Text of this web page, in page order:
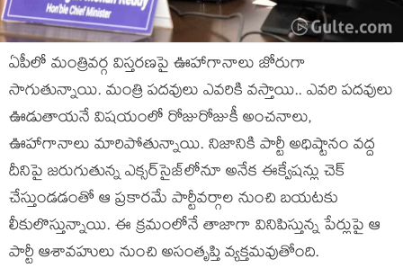
ఏపీలో మంత్రివర్గ విస్తరణపై ఊహాగానాలు జోరుగా
సాగుతున్నాయి. మంత్రి పదవులు ఎవరికి వస్తాయి.. ఎవరి పదవులు
ఊడుతాయనే విషయంలో రోజురోజుకీ అంచనాలు,
ఊహాగానాలు మారిపోతున్నాయి. నిజానికి పార్టీ అధిష్టానం వద్ద
దీనిపై జరుగుతున్న ఎక్సర్‌సైజ్‌లోనూ అనేక ఈక్వేషన్లు చెక్
చేస్తుండడంతో ఆ ప్రకారమే పార్టీవర్గాల నుంచి బయటకు
లీకులొస్తున్నాయి. ఈ క్రమంలోనే తాజాగా వినిపిస్తున్న పేర్లుపై ఆ
పార్టీ ఆశావహులు నుంచి అసంతృప్తి వ్యక్తమవుతోంది.